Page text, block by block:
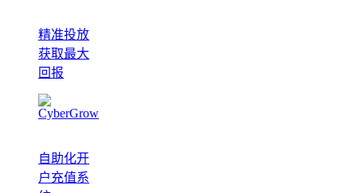
精准投放
获取最大
回报
自助化开
户充值系